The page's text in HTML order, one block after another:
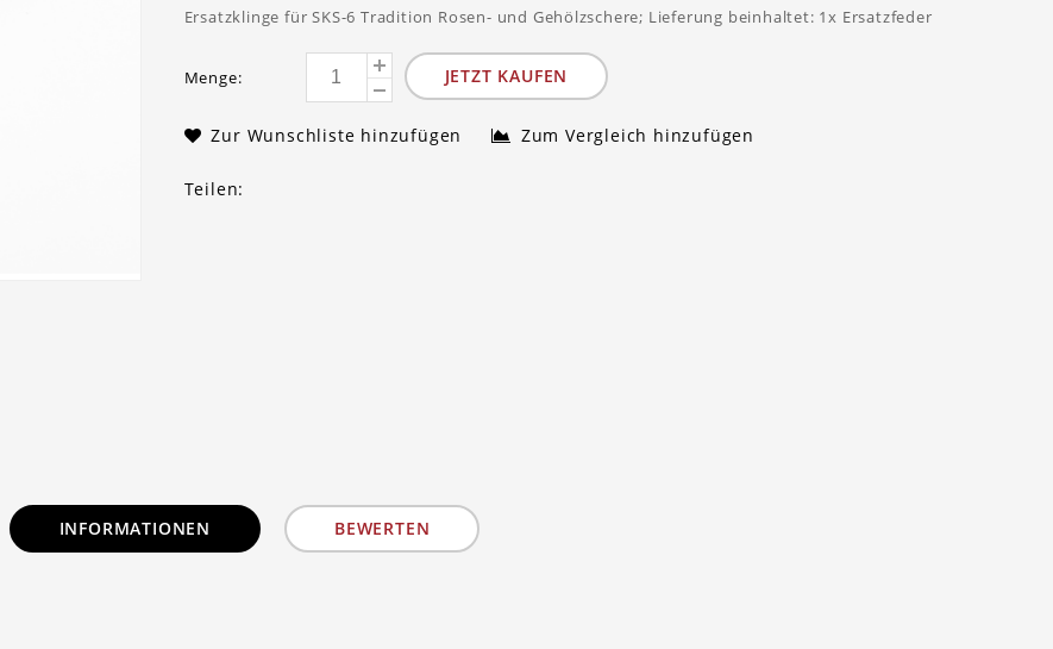
Ersatzklinge für SKS-6 Tradition Rosen- und Gehölzschere; Lieferung beinhaltet: 1x Ersatzfeder
Menge: JETZT KAUFEN
Zur Wunschliste hinzufügen Zum Vergleich hinzufügen
Teilen:
INFORMATIONEN BEWERTEN